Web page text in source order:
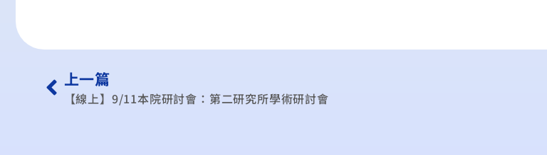
上一篇
【線上】9/11本院研討會：第二研究所學術研討會